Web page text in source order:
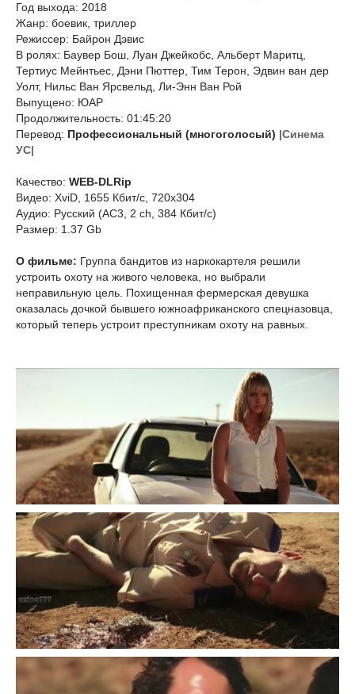
Год выхода: 2018
Жанр: боевик, триллер
Режиссер: Байрон Дэвис
В ролях: Баувер Бош, Луан Джейкобс, Альберт Маритц,
Тертиус Мейнтьес, Дэни Пюттер, Тим Терон, Эдвин ван дер
Уолт, Нильс Ван Ярсвельд, Ли-Энн Ван Рой
Выпущено: ЮАР
Продолжительность: 01:45:20
Перевод: Профессиональный (многоголосый) |Синема
УС|
Качество: WEB-DLRip
Видео: XviD, 1655 Кбит/с, 720x304
Аудио: Русский (AC3, 2 ch, 384 Кбит/с)
Размер: 1.37 Gb
О фильме: Группа бандитов из наркокартеля решили
устроить охоту на живого человека, но выбрали
неправильную цель. Похищенная фермерская девушка
оказалась дочкой бывшего южноафриканского спецназовца,
который теперь устроит преступникам охоту на равных.